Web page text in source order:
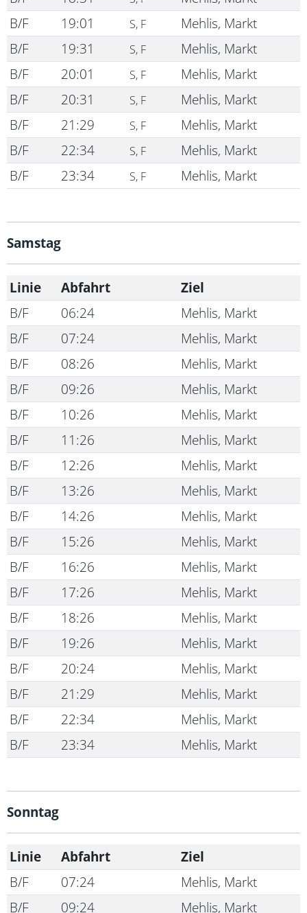
B/F
19:01 S, F
Mehlis, Markt
B/F
19:31 S, F
Mehlis, Markt
B/F
20:01 S, F
Mehlis, Markt
B/F
20:31 S, F
Mehlis, Markt
B/F
21:29 S, F
Mehlis, Markt
B/F
22:34 S, F
Mehlis, Markt
B/F
23:34 S, F Mehlis, Markt
Samstag
Linie Abfahrt
Ziel
B/F
06:24
Mehlis, Markt
B/F
07:24
Mehlis, Markt
B/F
08:26
Mehlis, Markt
B/F
09:26
Mehlis, Markt
B/F
10:26
Mehlis, Markt
B/F
11:26
Mehlis, Markt
B/F
12:26
Mehlis, Markt
B/F
13:26
Mehlis, Markt
B/F
14:26
Mehlis, Markt
B/F
15:26
Mehlis, Markt
B/F
16:26
Mehlis, Markt
B/F
17:26
Mehlis, Markt
B/F
18:26
Mehlis, Markt
B/F
19:26
Mehlis, Markt
B/F
20:24
Mehlis, Markt
B/F
21:29
Mehlis, Markt
B/F
22:34
Mehlis, Markt
B/F
23:34 Mehlis, Markt
Sonntag
Linie Abfahrt
Ziel
B/F
07:24
Mehlis, Markt
B/F
09:24 Mehlis, Markt